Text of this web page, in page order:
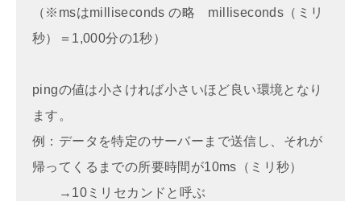
（※msはmilliseconds の略 milliseconds（ミリ
秒）＝1,000分の1秒）
pingの値は小さければ小さいほど良い環境となり
ます。
例：データを特定のサーバーまで送信し、それが
帰ってくるまでの所要時間が10ms（ミリ秒）
→10ミリセカンドと呼ぶ